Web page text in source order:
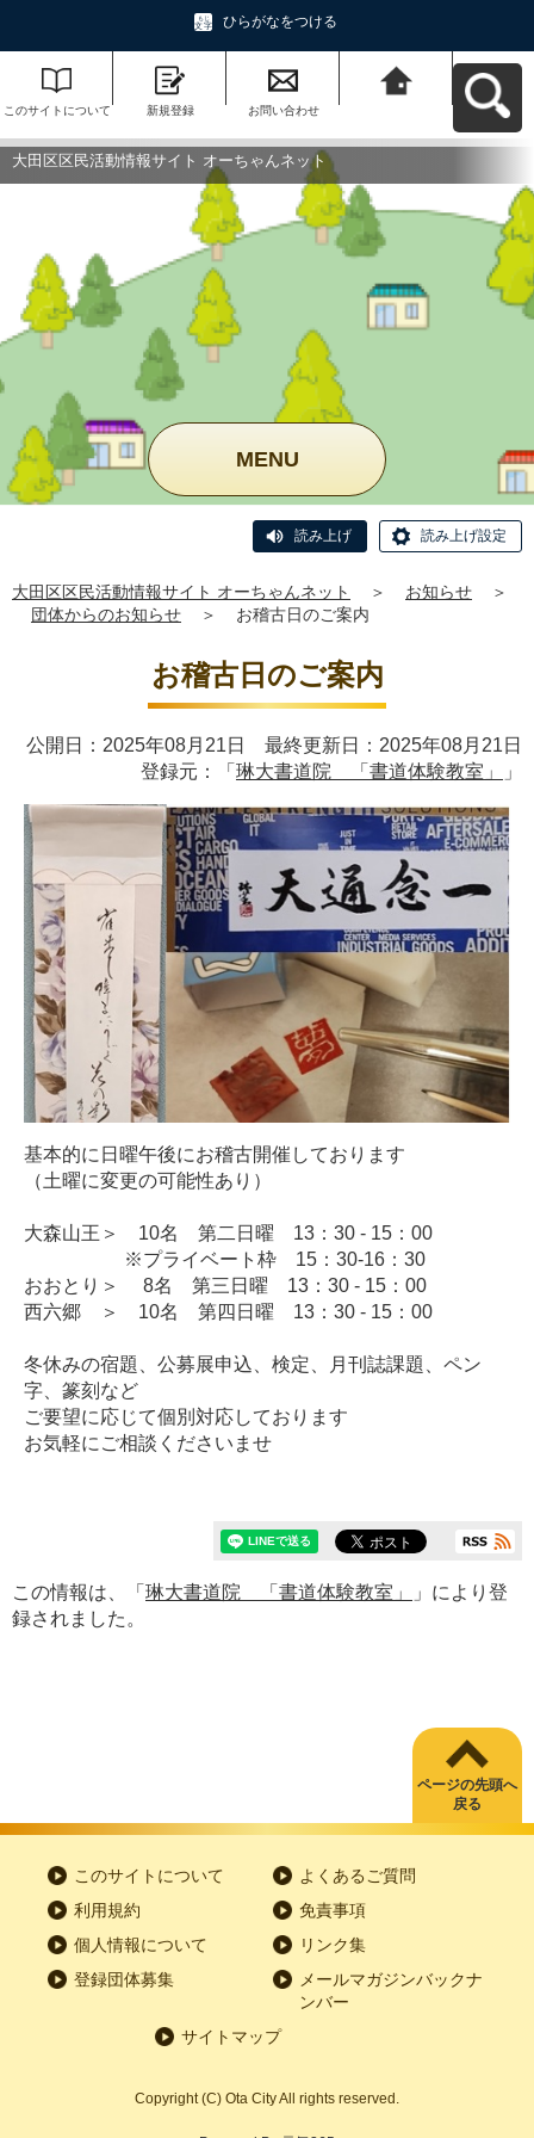
ひらがなをつける
このサイトについて 新規登録 お問い合わせ
ットへ戻る
大田区区民活動情報サイト オーちゃんネット
MENU
読み上げ 読み上げ設定
大田区区民活動情報サイト オーちゃんネット ＞ お知らせ
＞
団体からのお知らせ
＞ お稽古日のご案内
お稽古日のご案内
公開日：2025年08月21日 最終更新日：2025年08月21日
登録元：「 琳大書道院 「書道体験教室」 」
基本的に日曜午後にお稽古開催しております
（土曜に変更の可能性あり）
大森山王＞ 10名 第二日曜 13：30 - 15：00
※プライベート枠 15：30-16：30
おおとり＞ 8名 第三日曜 13：30 - 15：00
西六郷 ＞ 10名 第四日曜 13：30 - 15：00
冬休みの宿題、公募展申込、検定、月刊誌課題、ペン
字、篆刻など
ご要望に応じて個別対応しております
お気軽にご相談くださいませ
この情報は、「 琳大書道院 「書道体験教室」
」により登
録されました。
ページの先頭へ
戻る
このサイトについて
よくあるご質問
利用規約
免責事項
個人情報について
リンク集
登録団体募集
メールマガジンバックナ
ンバー
サイトマップ
Copyright(C) Ota City All rights reserved.